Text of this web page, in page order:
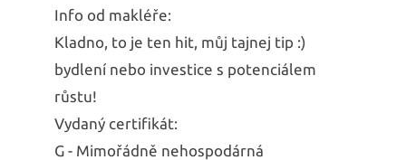
Info od makléře:
Kladno, to je ten hit, můj tajnej tip :)
bydlení nebo investice s potenciálem
růstu!
Vydaný certifikát:
G - Mimořádně nehospodárná